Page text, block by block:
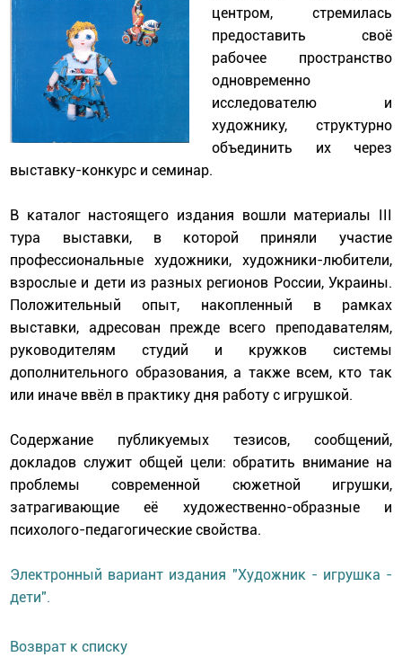
центром, стремилась
предоставить своё
рабочее пространство
одновременно
исследователю и
художнику, структурно
объединить их через
выставку-конкурс и семинар.
В каталог настоящего издания вошли материалы III
тура выставки, в которой приняли участие
профессиональные художники, художники-любители,
взрослые и дети из разных регионов России, Украины.
Положительный опыт, накопленный в рамках
выставки, адресован прежде всего преподавателям,
руководителям студий и кружков системы
дополнительного образования, а также всем, кто так
или иначе ввёл в практику дня работу с игрушкой.
Содержание публикуемых тезисов, сообщений,
докладов служит общей цели: обратить внимание на
проблемы современной сюжетной игрушки,
затрагивающие её художественно-образные и
психолого-педагогические свойства.
Электронный вариант издания "Художник - игрушка -
дети".
Возврат к списку